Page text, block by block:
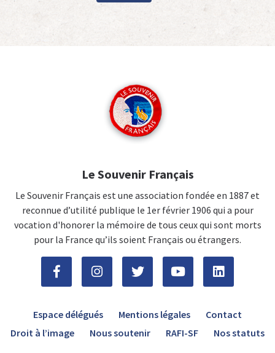
Le Souvenir Français
Le Souvenir Français est une association fondée en 1887 et
reconnue d’utilité publique le 1er février 1906 qui a pour
vocation d'honorer la mémoire de tous ceux qui sont morts
pour la France qu’ils soient Français ou étrangers.
Espace délégués Mentions légales
Contact
Droit à l’image
Nous soutenir RAFI-SF Nos statuts